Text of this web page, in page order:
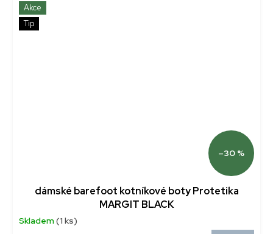
Akce
Tip
–30 %
dámské barefoot kotníkové boty Protetika
MARGIT BLACK
Skladem(1 ks)